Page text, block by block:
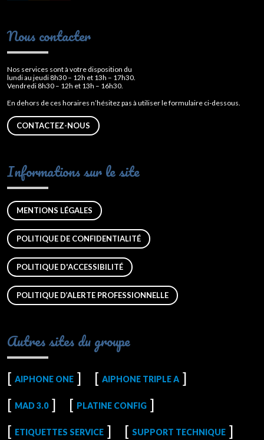
Nous contacter
Nos services sont à votre disposition du
lundi au jeudi 8h30 – 12h et 13h – 17h30.
Vendredi 8h30 – 12h et 13h – 16h30.
En dehors de ces horaires n’hésitez pas à utiliser le formulaire ci-dessous.
CONTACTEZ-NOUS
Informations sur le site
MENTIONS LÉGALES
POLITIQUE DE CONFIDENTIALITÉ
POLITIQUE D'ACCESSIBILITÉ
POLITIQUE D’ALERTE PROFESSIONNELLE
Autres sites du groupe
AIPHONE ONE AIPHONE TRIPLE A
MAD 3.0 PLATINE CONFIG
ETIQUETTES SERVICE SUPPORT TECHNIQUE